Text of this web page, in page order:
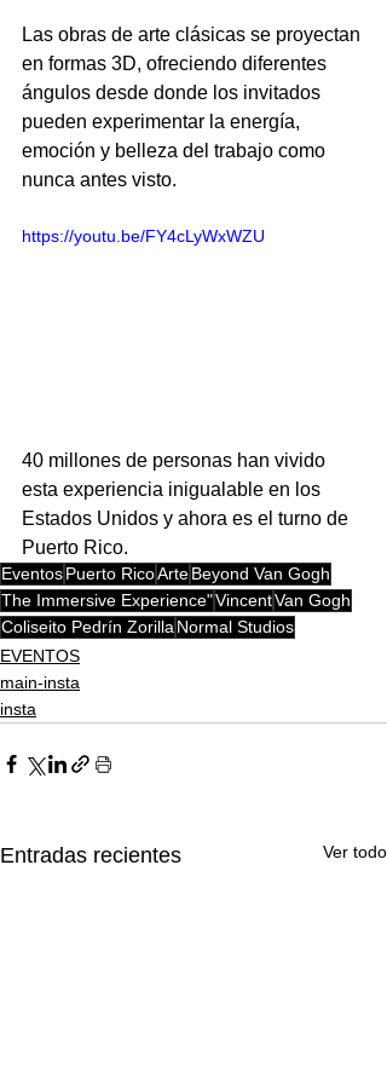
Las obras de arte clásicas se proyectan
en formas 3D, ofreciendo diferentes
ángulos desde donde los invitados
pueden experimentar la energía,
emoción y belleza del trabajo como
nunca antes visto.
https://youtu.be/FY4cLyWxWZU
40 millones de personas han vivido
esta experiencia inigualable en los
Estados Unidos y ahora es el turno de
Puerto Rico.
EventosPuerto RicoArteBeyond Van Gogh
The Immersive Experience"VincentVan Gogh
Coliseito Pedrín ZorillaNormal Studios
EVENTOS
main-insta
insta
Entradas recientes Ver todo